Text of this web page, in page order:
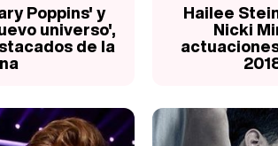
Poppins' y
universo',
de la
Hailee
Nicki